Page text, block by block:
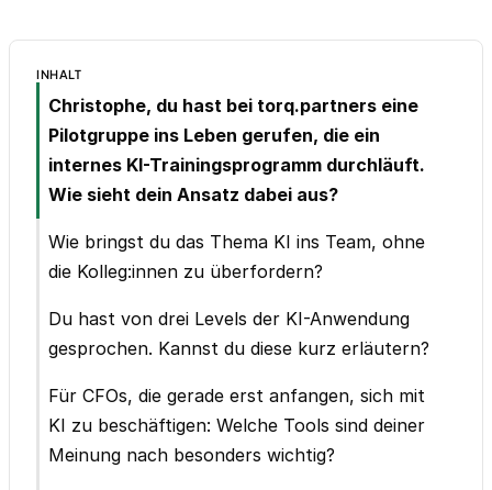
INHALT
Christophe, du hast bei torq.partners eine
Pilotgruppe ins Leben gerufen, die ein
internes KI-Trainingsprogramm durchläuft.
Wie sieht dein Ansatz dabei aus?
Wie bringst du das Thema KI ins Team, ohne
die Kolleg:innen zu überfordern?
Du hast von drei Levels der KI-Anwendung
gesprochen. Kannst du diese kurz erläutern?
Für CFOs, die gerade erst anfangen, sich mit
KI zu beschäftigen: Welche Tools sind deiner
Meinung nach besonders wichtig?